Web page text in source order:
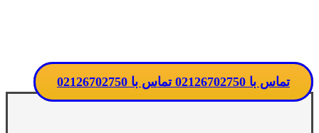
تماس با 02126702750 تماس با 02126702750